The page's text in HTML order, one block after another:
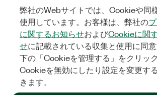
するご意見
©NATIONAL INSTRUMENTS CORP. ALL RIGHTS
弊社のWebサイトでは、Cookieや同
使用しています。お客様は、弊社の
に関するお知らせおよびCookieに関
せに記載されている収集と使用に同
下の「Cookieを管理する」をクリッ
Cookieを無効にしたり設定を変更す
きます。